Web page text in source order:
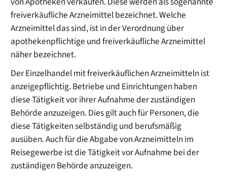
freiverkäufliche Arzneimittel bezeichnet. Welche
Arzneimittel das sind, ist in der Verordnung über
apothekenpflichtige und freiverkäufliche Arzneimittel
näher bezeichnet.
Der Einzelhandel mit freiverkäuflichen Arzneimitteln ist
anzeigepflichtig. Betriebe und Einrichtungen haben
diese Tätigkeit vor ihrer Aufnahme der zuständigen
Behörde anzuzeigen. Dies gilt auch für Personen, die
diese Tätigkeiten selbständig und berufsmäßig
ausüben. Auch für die Abgabe von Arzneimitteln im
Reisegewerbe ist die Tätigkeit vor Aufnahme bei der
zuständigen Behörde anzuzeigen.